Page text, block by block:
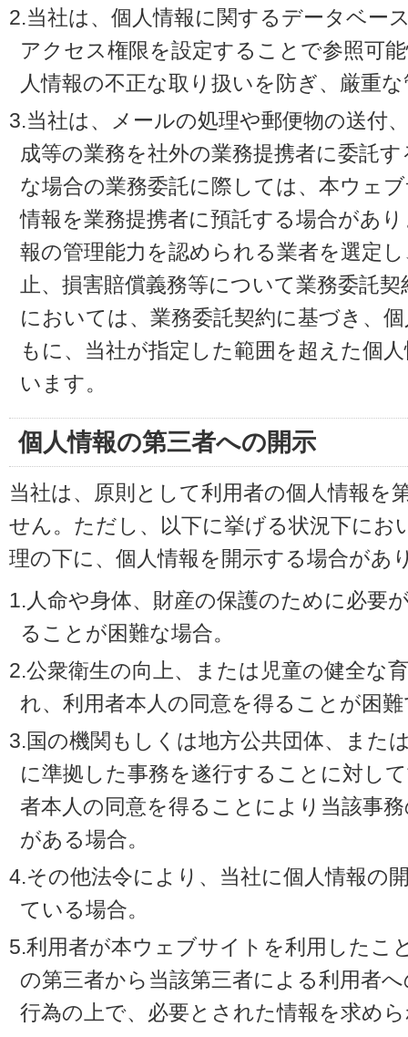
2.当社は、個人情報に関するデータベー
アクセス権限を設定することで参照可
人情報の不正な取り扱いを防ぎ、厳重
3.当社は、メールの処理や郵便物の送付
成等の業務を社外の業務提携者に委託
な場合の業務委託に際しては、本ウェ
情報を業務提携者に預託する場合があ
報の管理能力を認められる業者を選定
止、損害賠償義務等について業務委託
においては、業務委託契約に基づき、
もに、当社が指定した範囲を超えた個
います。
個人情報の第三者への開示
当社は、原則として利用者の個人情報を
せん。ただし、以下に挙げる状況下にお
理の下に、個人情報を開示する場合があ
1.人命や身体、財産の保護のために必要
ることが困難な場合。
2.公衆衛生の向上、または児童の健全な
れ、利用者本人の同意を得ることが困
3.国の機関もしくは地方公共団体、また
に準拠した事務を遂行することに対し
者本人の同意を得ることにより当該事
がある場合。
4.その他法令により、当社に個人情報の
ている場合。
5.利用者が本ウェブサイトを利用したこ
の第三者から当該第三者による利用者
行為の上で、必要とされた情報を求め